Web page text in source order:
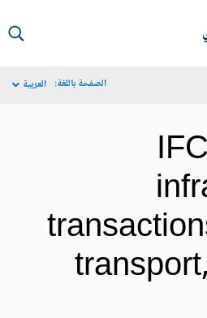
الصفحة باللغة: العربية